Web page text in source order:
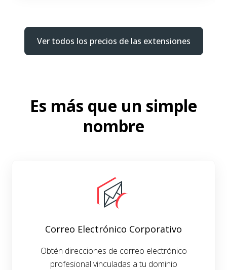
Ver todos los precios de las extensiones
Es más que un simple
nombre
Correo Electrónico Corporativo
Obtén direcciones de correo electrónico
profesional vinculadas a tu dominio